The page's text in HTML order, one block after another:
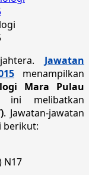
Jawatan
menampilkan
Mara Pulau
ini melibatkan
. Jawatan-jawatan
berikut:
N17